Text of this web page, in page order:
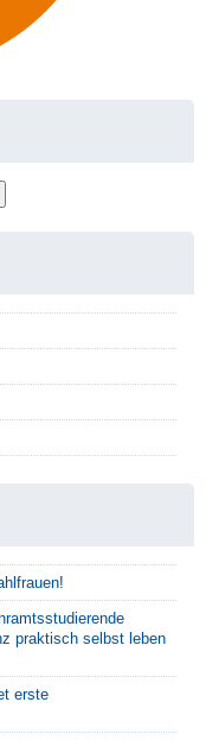
praktisch selbst leben
erste